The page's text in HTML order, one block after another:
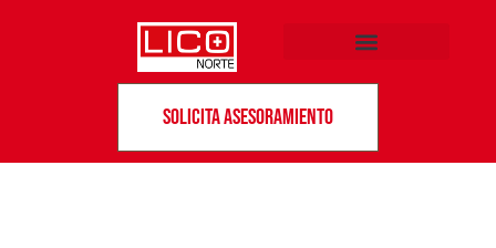
Solicita asesoramiento